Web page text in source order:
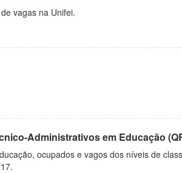
vagas na Unifei.
Administrativos em Educação
ocupados e vagos dos níveis de